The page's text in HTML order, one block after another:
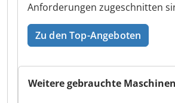
Anforderungen zugeschnitten
Zu den Top-Angeboten
Weitere gebrauchte